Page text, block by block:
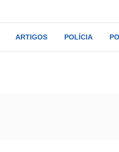
ARTIGOS POLÍCIA